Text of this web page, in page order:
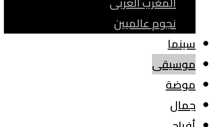
نجوم عالميين
سينما
موسيقى
موضة
جمال